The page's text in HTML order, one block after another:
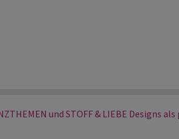
und STOFF & LIEBE Designs